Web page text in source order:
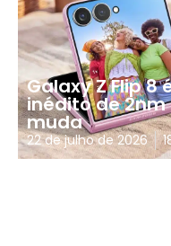
Galaxy Z Flip 8
inédito de 2nm
muda
22 de julho de 2026